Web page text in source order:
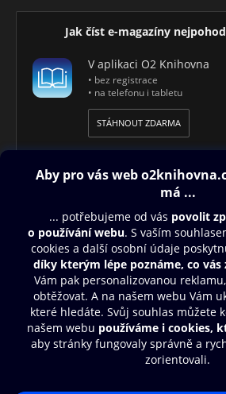
Jak číst e-magazíny
V aplikaci O2 Knihovna
• bez registrace
• na telefonu i tabletu
STÁHNOUT ZDARMA
Obsah ke stažení
Moje O2 Knihovna
Další zábava
© O2 Czech Republic a.s.